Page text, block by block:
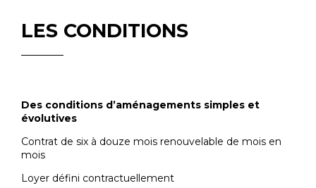
LES CONDITIONS
Des conditions d’aménagements simples et
évolutives
Contrat de six à douze mois renouvelable de mois en
mois
Loyer défini contractuellement